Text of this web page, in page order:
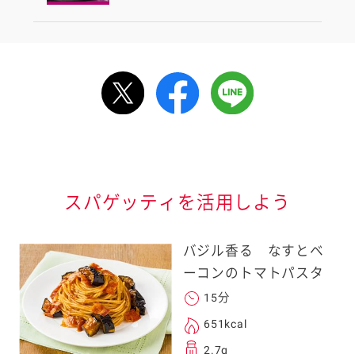
スパゲッティを活用しよう
バジル香る なすとベ
ーコンのトマトパスタ
15分
651kcal
2.7g